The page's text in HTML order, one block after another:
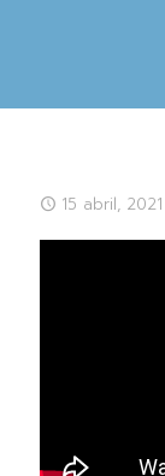
15 abril, 2021